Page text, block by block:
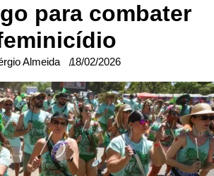
para combater
Almeida 18/02/2026